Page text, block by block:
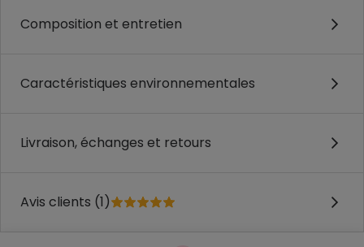
Composition et entretien
Caractéristiques environnementales
Livraison, échanges et retours
Avis clients (1)